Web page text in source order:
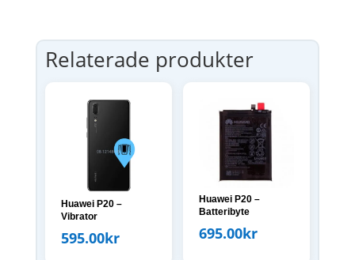
Relaterade produkter
Huawei P20 –
Vibrator
595.00kr
Huawei P20 –
Batteribyte
695.00kr